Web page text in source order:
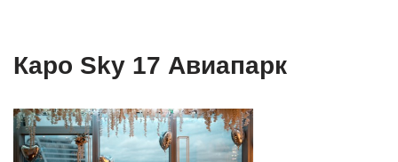
Каро Sky 17 Авиапарк